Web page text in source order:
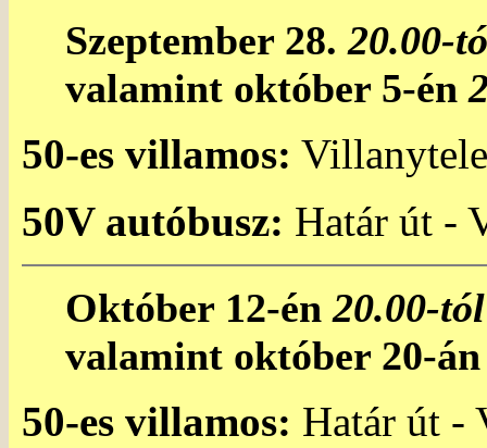
Szeptember 28.20.00-
valamint október 5-én
50-es villamos:
50V autóbusz: Határ út -
Október 12-én20.00-tól
valamint október 20-
50-es villamos: Határ út -